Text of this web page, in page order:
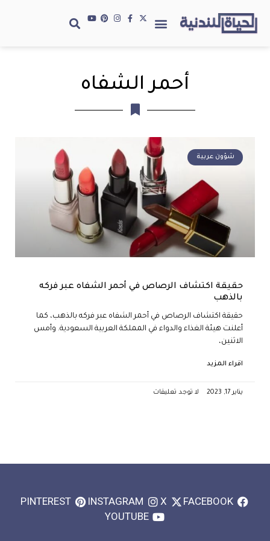
أحمر الشفاه
شؤون عربية
حقيقة اكتشاف الرصاص في أحمر الشفاه عبر فركه
بالذهب
حقيقة اكتشاف الرصاص في أحمر الشفاه عبر فركه بالذهب، كما
أعلنت هيئة الغذاء والدواء في المملكة العربية السعودية. وأمس
الاثنين،
اقراء المزيد
يناير 17, 2023 لا توجد تعليقات
FACEBOOK
X
INSTAGRAM
PINTEREST
YOUTUBE